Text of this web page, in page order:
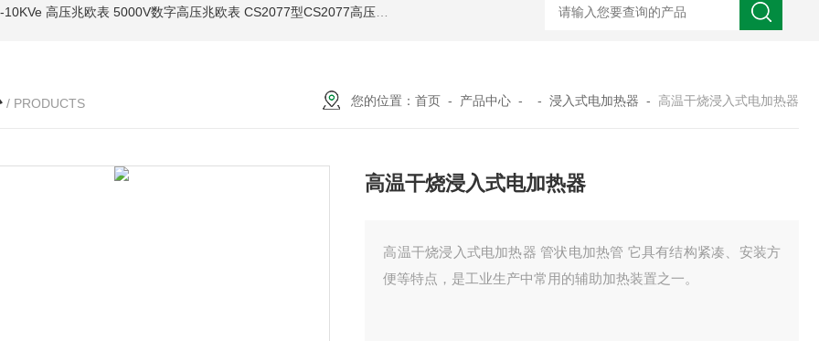
高压兆欧表 5000V数字高压兆欧表 CS2077型CS2077高压兆欧表校验仪 GM-5KV-20KV型可调高压兆欧表GM-5KV-20KV nl3203型
/ PRODUCTS 您的位置： 首页 - 产品中心 - - 浸入式电加热器 - 高温干烧浸入式电加热器
高温干烧浸入式电加热器
高温干烧浸入式电加热器 管状电加热管 它具有结构紧凑、安装方
便等特点，是工业生产中常用的辅助加热装置之一。